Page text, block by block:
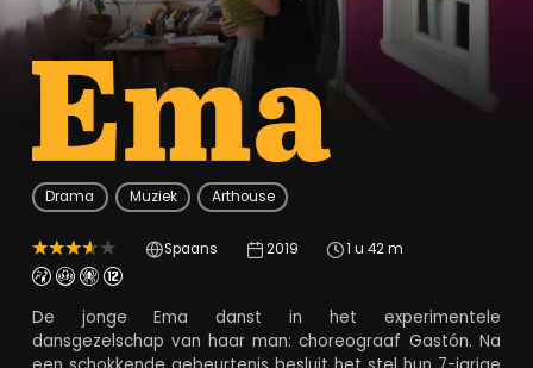
Drama Muziek Arthouse
Spaans 2019 1 u 42 m
De jonge Ema danst in het experimentele
dansgezelschap van haar man: choreograaf Gastón. Na